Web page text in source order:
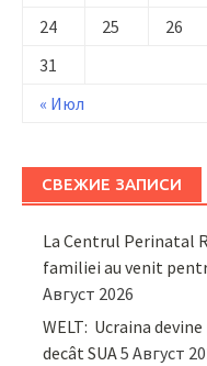
« Июл
24
25 26
31
СВЕЖИЕ ЗАПИСИ
La Centrul Perinatal
familiei au venit
Август 2026
WELT: Ucraina
decât SUA5 Август